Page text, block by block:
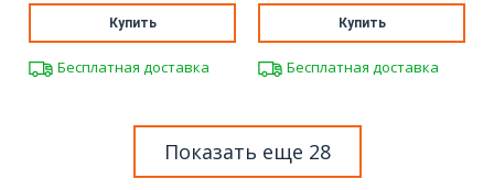
Купить
Бесплатная доставка
Купить
Бесплатная доставка
Показать еще 28